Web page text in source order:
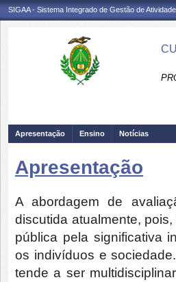
SIGAA - Sistema Integrado de Gestão de
Apresentação Ensino Notícias
Apresentação
A abordagem de
discutida atualmente,
pública pela significativa
os indivíduos e
tende a ser